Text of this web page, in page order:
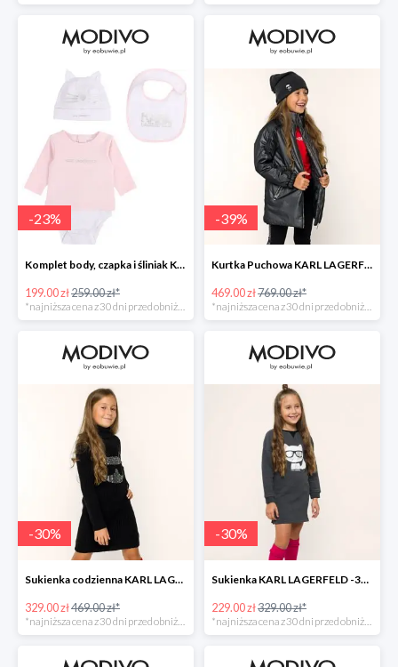
-23%
Komplet body, czapka i śliniak KARL LAGERFELD -23%
199.00 zł259.00 zł*
-39%
Kurtka Puchowa KARL LAGERFELD -39%
469.00 zł769.00 zł*
-30%
Sukienka codzienna KARL LAGERFELD -30%
329.00 zł469.00 zł*
*najniższa cena z 30 dni przed obniżką
-30%
Sukienka KARL LAGERFELD -30%
229.00 zł329.00 zł*
*najniższa cena z 30 dni przed obniżką